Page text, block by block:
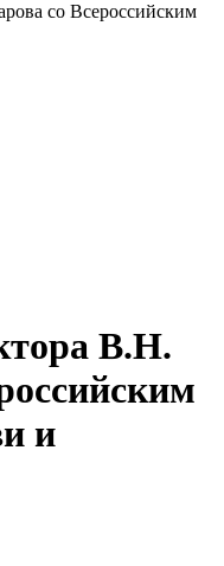
со Всероссийским
В.Н.
и